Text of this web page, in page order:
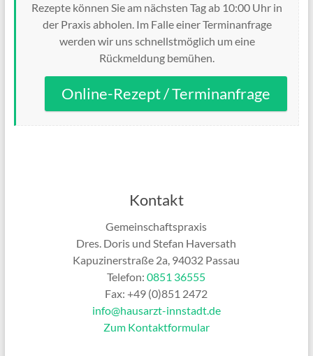
Rezepte können Sie am nächsten Tag ab 10:00 Uhr in
der Praxis abholen. Im Falle einer Terminanfrage
werden wir uns schnellstmöglich um eine
Rückmeldung bemühen.
Online-Rezept / Terminanfrage
Kontakt
Gemeinschaftspraxis
Dres. Doris und Stefan Haversath
Kapuzinerstraße 2a, 94032 Passau
Telefon:0851 36555
Fax: +49 (0)851 2472
info@hausarzt-innstadt.de
Zum Kontaktformular